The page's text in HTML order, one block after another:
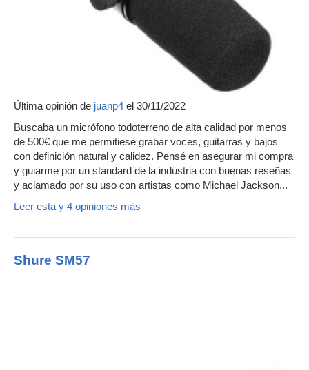
Última opinión de juanp4 el 30/11/2022
Buscaba un micrófono todoterreno de alta calidad por menos
de 500€ que me permitiese grabar voces, guitarras y bajos
con definición natural y calidez. Pensé en asegurar mi compra
y guiarme por un standard de la industria con buenas reseñas
y aclamado por su uso con artistas como Michael Jackson...
Leer esta y 4 opiniones más
Shure SM57